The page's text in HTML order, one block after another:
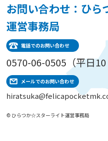
お問い合わせ：ひ
運営事務局
電話でのお問い合わせ
0570-06-0505（平日10
メールでのお問い合わせ
© ひらつか☆スターライト運営事務局